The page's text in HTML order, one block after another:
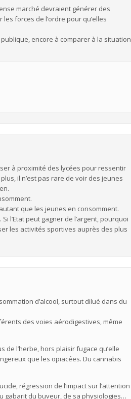
marché devraient générer des
forces de l’ordre pour qu’elles
encore à comparer à la situation
à proximité des lycées pour ressentir
il n’est pas rare de voir des jeunes
que les jeunes en consomment.
l’Etat peut gagner de l’argent, pourquoi
les activités sportives auprès des plus
d’alcool, surtout dilué dans du
des voies aérodigestives, même
l’herbe, hors plaisir fugace qu’elle
que les opiacées. Du cannabis
régression de l’impact sur l’attention
gabarit du buveur, de sa physiologies…